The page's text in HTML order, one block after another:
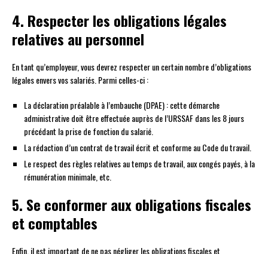
4. Respecter les obligations légales
relatives au personnel
En tant qu’employeur, vous devrez respecter un certain nombre d’obligations
légales envers vos salariés. Parmi celles-ci :
La déclaration préalable à l’embauche (DPAE) : cette démarche
administrative doit être effectuée auprès de l’URSSAF dans les 8 jours
précédant la prise de fonction du salarié.
La rédaction d’un contrat de travail écrit et conforme au Code du travail.
Le respect des règles relatives au temps de travail, aux congés payés, à la
rémunération minimale, etc.
5. Se conformer aux obligations fiscales
et comptables
Enfin, il est important de ne pas négliger les obligations fiscales et